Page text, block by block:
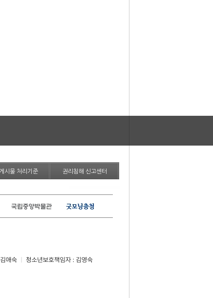
게시물 처리기준 권리침해 신고센터